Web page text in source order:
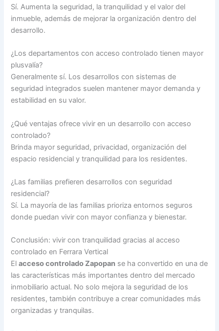
Sí. Aumenta la seguridad, la tranquilidad y el valor del
inmueble, además de mejorar la organización dentro del
desarrollo.
¿Los departamentos con acceso controlado tienen mayor
plusvalía?
Generalmente sí. Los desarrollos con sistemas de
seguridad integrados suelen mantener mayor demanda y
estabilidad en su valor.
¿Qué ventajas ofrece vivir en un desarrollo con acceso
controlado?
Brinda mayor seguridad, privacidad, organización del
espacio residencial y tranquilidad para los residentes.
¿Las familias prefieren desarrollos con seguridad
residencial?
Sí. La mayoría de las familias prioriza entornos seguros
donde puedan vivir con mayor confianza y bienestar.
Conclusión: vivir con tranquilidad gracias al acceso
controlado en Ferrara Vertical
Elacceso controlado Zapopan se ha convertido en una de
las características más importantes dentro del mercado
inmobiliario actual. No solo mejora la seguridad de los
residentes, también contribuye a crear comunidades más
organizadas y tranquilas.